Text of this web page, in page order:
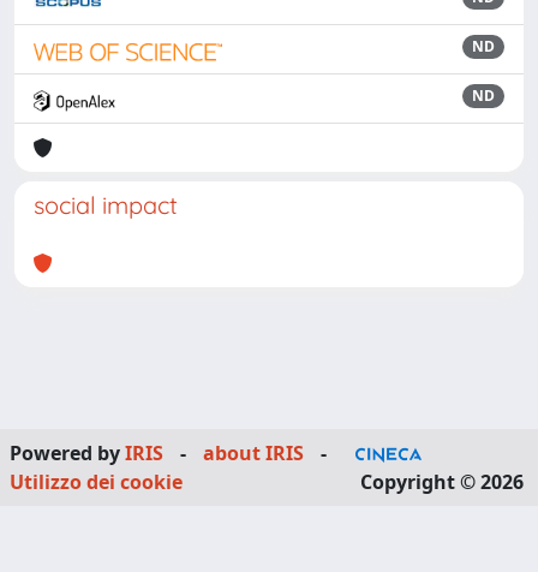
ND
ND
social impact
Powered byIRIS - about IRIS
-
Utilizzo dei cookie
Copyright © 2026